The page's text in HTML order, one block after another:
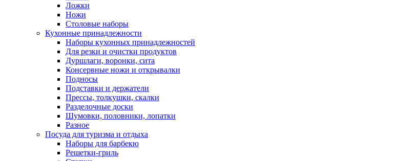
Ложки
Ножи
Столовые наборы
Кухонные принадлежности
Наборы кухонных принадлежностей
Для резки и очистки продуктов
Дуршлаги, воронки, сита
Консервные ножи и открывалки
Подносы
Подставки и держатели
Прессы, толкушки, скалки
Разделочные доски
Шумовки, половники, лопатки
Разное
Посуда для туризма и отдыха
Наборы для барбекю
Решетки-гриль